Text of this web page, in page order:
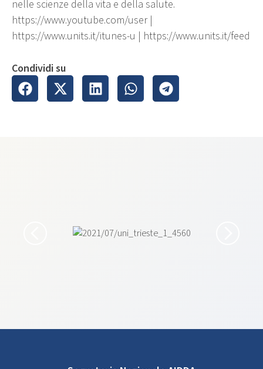
nelle scienze della vita e della salute.
https://www.youtube.com/user |
https://www.units.it/itunes-u | https://www.units.it/feed
Condividi su